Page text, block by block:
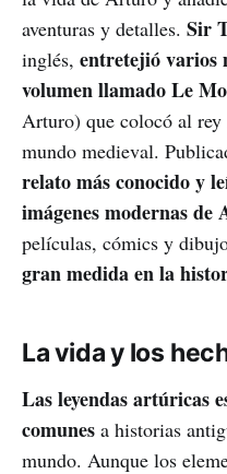
aventuras y detalles. Sir
inglés, entretejió varios
volumen llamado Le
Arturo) que colocó al
mundo medieval.
relato más conocido y
imágenes modernas de
películas, cómics y
gran medida en la
La vida y los
Las leyendas artúricas
comunes a historias
mundo. Aunque los